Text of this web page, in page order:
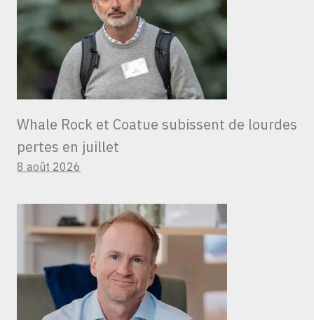
Whale Rock et Coatue subissent de lourdes
pertes en juillet
8 août 2026